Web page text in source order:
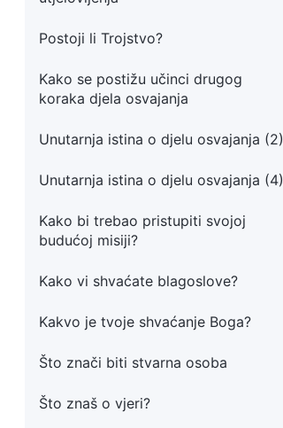
Postoji li Trojstvo?
Kako se postižu učinci drugog
koraka djela osvajanja
Unutarnja istina o djelu osvajanja (2)
Unutarnja istina o djelu osvajanja (4)
Kako bi trebao pristupiti svojoj
budućoj misiji?
Kako vi shvaćate blagoslove?
Kakvo je tvoje shvaćanje Boga?
Što znači biti stvarna osoba
Što znaš o vjeri?